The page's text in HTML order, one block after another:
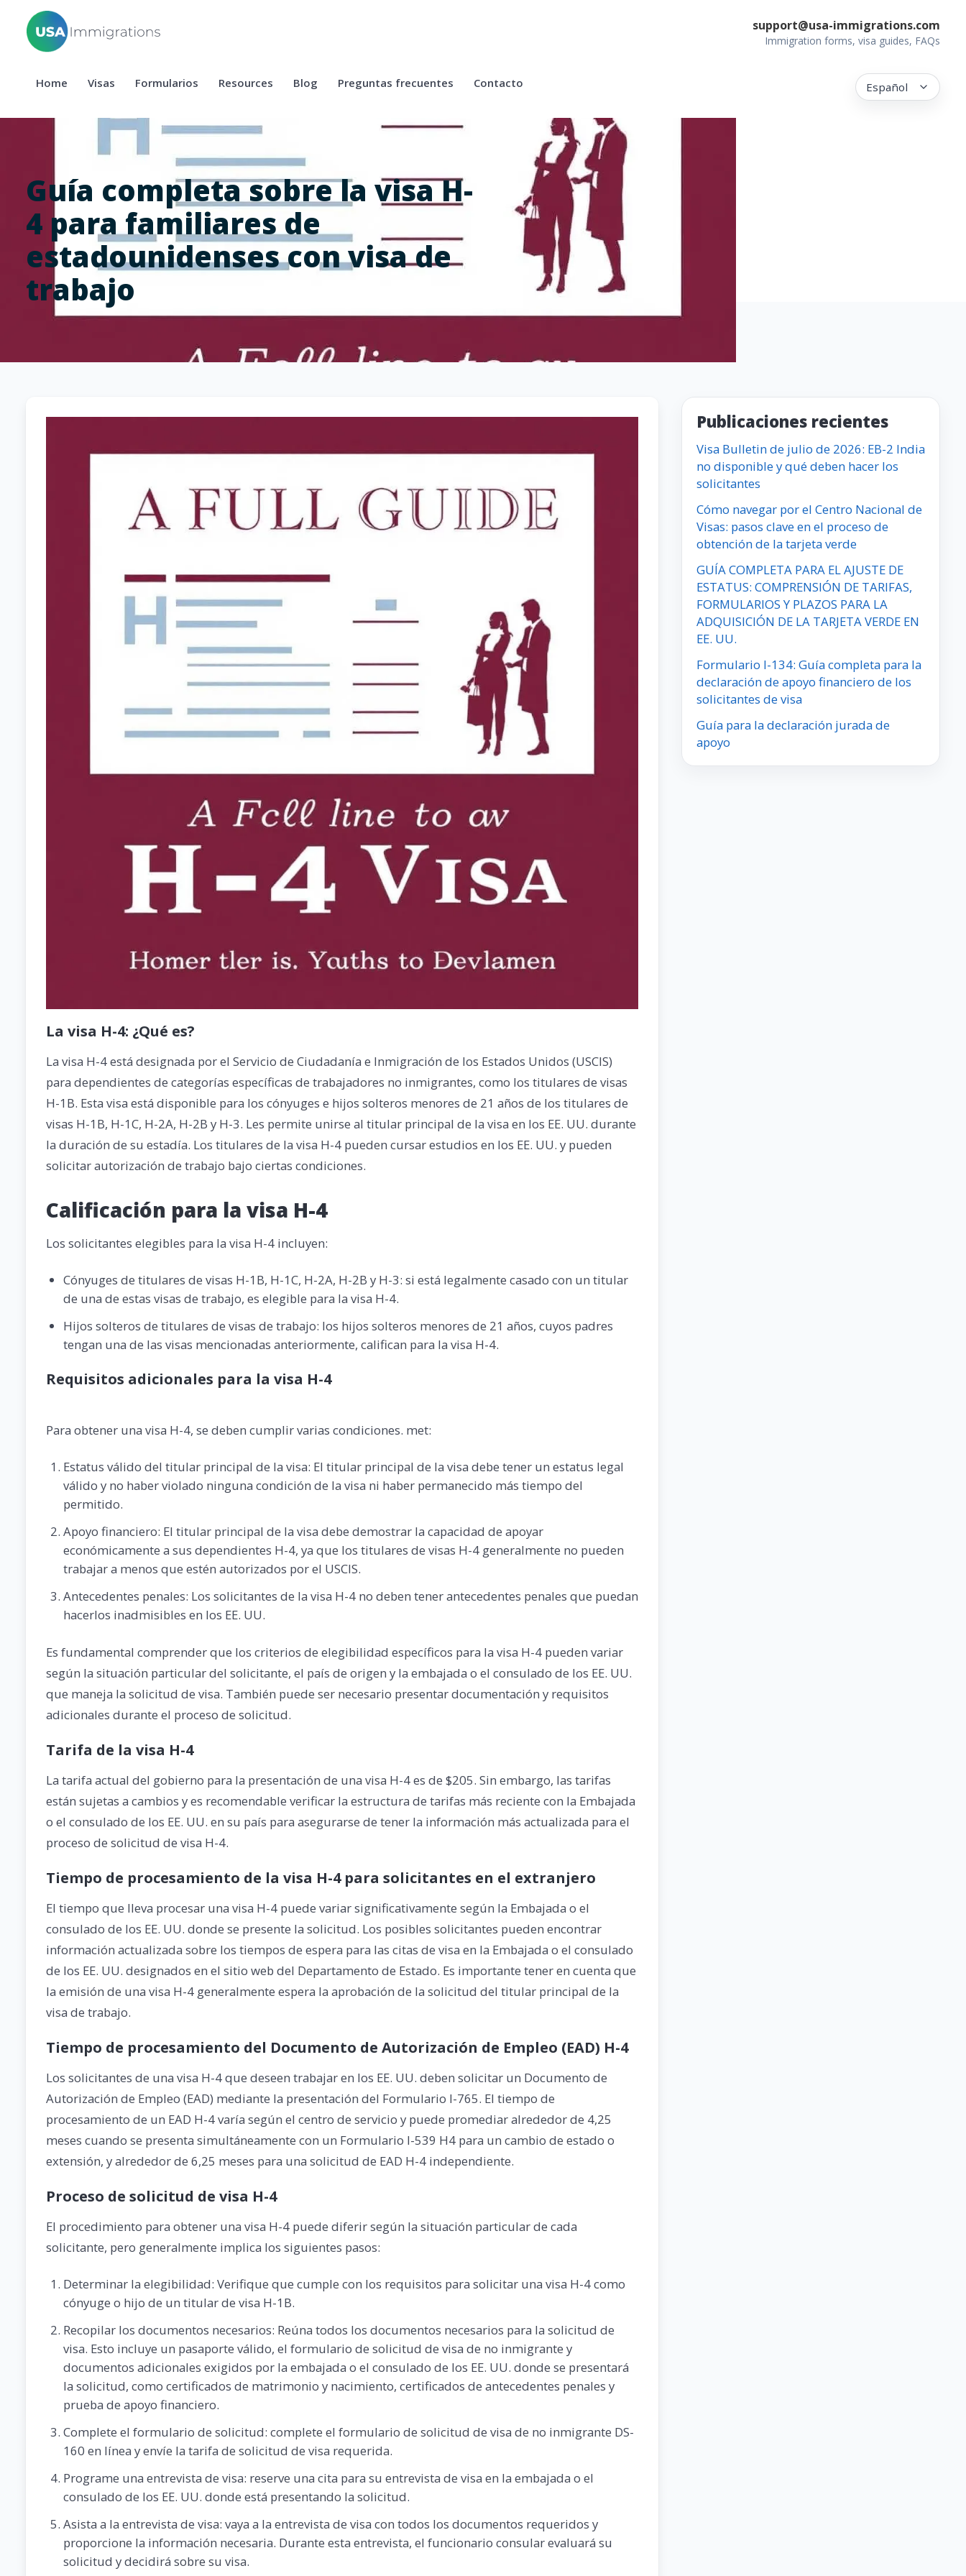
support@usa-immigrations.com
Immigration forms, visa guides, FAQs
Home Visas Formularios Resources Blog Preguntas frecuentes Contacto Español
Guía completa sobre la visa H-
4 para familiares de
estadounidenses con visa de
trabajo
La visa H-4: ¿Qué es?
La visa H-4 está designada por el Servicio de Ciudadanía e Inmigración de los Estados Unidos (USCIS)
para dependientes de categorías específicas de trabajadores no inmigrantes, como los titulares de visas
H-1B. Esta visa está disponible para los cónyuges e hijos solteros menores de 21 años de los titulares de
visas H-1B, H-1C, H-2A, H-2B y H-3. Les permite unirse al titular principal de la visa en los EE. UU. durante
la duración de su estadía. Los titulares de la visa H-4 pueden cursar estudios en los EE. UU. y pueden
solicitar autorización de trabajo bajo ciertas condiciones.
Calificación para la visa H-4
Los solicitantes elegibles para la visa H-4 incluyen:
Cónyuges de titulares de visas H-1B, H-1C, H-2A, H-2B y H-3: si está legalmente casado con un titular
de una de estas visas de trabajo, es elegible para la visa H-4.
Hijos solteros de titulares de visas de trabajo: los hijos solteros menores de 21 años, cuyos padres
tengan una de las visas mencionadas anteriormente, califican para la visa H-4.
Requisitos adicionales para la visa H-4
Para obtener una visa H-4, se deben cumplir varias condiciones. met:
Estatus válido del titular principal de la visa: El titular principal de la visa debe tener un estatus legal
válido y no haber violado ninguna condición de la visa ni haber permanecido más tiempo del
permitido.
Apoyo financiero: El titular principal de la visa debe demostrar la capacidad de apoyar
económicamente a sus dependientes H-4, ya que los titulares de visas H-4 generalmente no pueden
trabajar a menos que estén autorizados por el USCIS.
Antecedentes penales: Los solicitantes de la visa H-4 no deben tener antecedentes penales que puedan
hacerlos inadmisibles en los EE. UU.
Es fundamental comprender que los criterios de elegibilidad específicos para la visa H-4 pueden variar
según la situación particular del solicitante, el país de origen y la embajada o el consulado de los EE. UU.
que maneja la solicitud de visa. También puede ser necesario presentar documentación y requisitos
adicionales durante el proceso de solicitud.
Tarifa de la visa H-4
La tarifa actual del gobierno para la presentación de una visa H-4 es de $205. Sin embargo, las tarifas
están sujetas a cambios y es recomendable verificar la estructura de tarifas más reciente con la Embajada
o el consulado de los EE. UU. en su país para asegurarse de tener la información más actualizada para el
proceso de solicitud de visa H-4.
Tiempo de procesamiento de la visa H-4 para solicitantes en el extranjero
El tiempo que lleva procesar una visa H-4 puede variar significativamente según la Embajada o el
consulado de los EE. UU. donde se presente la solicitud. Los posibles solicitantes pueden encontrar
información actualizada sobre los tiempos de espera para las citas de visa en la Embajada o el consulado
de los EE. UU. designados en el sitio web del Departamento de Estado. Es importante tener en cuenta que
la emisión de una visa H-4 generalmente espera la aprobación de la solicitud del titular principal de la
visa de trabajo.
Tiempo de procesamiento del Documento de Autorización de Empleo (EAD) H-4
Los solicitantes de una visa H-4 que deseen trabajar en los EE. UU. deben solicitar un Documento de
Autorización de Empleo (EAD) mediante la presentación del Formulario I-765. El tiempo de
procesamiento de un EAD H-4 varía según el centro de servicio y puede promediar alrededor de 4,25
meses cuando se presenta simultáneamente con un Formulario I-539 H4 para un cambio de estado o
extensión, y alrededor de 6,25 meses para una solicitud de EAD H-4 independiente.
Proceso de solicitud de visa H-4
El procedimiento para obtener una visa H-4 puede diferir según la situación particular de cada
solicitante, pero generalmente implica los siguientes pasos:
Determinar la elegibilidad: Verifique que cumple con los requisitos para solicitar una visa H-4 como
cónyuge o hijo de un titular de visa H-1B.
Recopilar los documentos necesarios: Reúna todos los documentos necesarios para la solicitud de
visa. Esto incluye un pasaporte válido, el formulario de solicitud de visa de no inmigrante y
documentos adicionales exigidos por la embajada o el consulado de los EE. UU. donde se presentará
la solicitud, como certificados de matrimonio y nacimiento, certificados de antecedentes penales y
prueba de apoyo financiero.
Complete el formulario de solicitud: complete el formulario de solicitud de visa de no inmigrante DS-
160 en línea y envíe la tarifa de solicitud de visa requerida.
Programe una entrevista de visa: reserve una cita para su entrevista de visa en la embajada o el
consulado de los EE. UU. donde está presentando la solicitud.
Asista a la entrevista de visa: vaya a la entrevista de visa con todos los documentos requeridos y
proporcione la información necesaria. Durante esta entrevista, el funcionario consular evaluará su
solicitud y decidirá sobre su visa.
Publicaciones recientes
Visa Bulletin de julio de 2026: EB-2 India
no disponible y qué deben hacer los
solicitantes
Cómo navegar por el Centro Nacional de
Visas: pasos clave en el proceso de
obtención de la tarjeta verde
GUÍA COMPLETA PARA EL AJUSTE DE
ESTATUS: COMPRENSIÓN DE TARIFAS,
FORMULARIOS Y PLAZOS PARA LA
ADQUISICIÓN DE LA TARJETA VERDE EN
EE. UU.
Formulario I-134: Guía completa para la
declaración de apoyo financiero de los
solicitantes de visa
Guía para la declaración jurada de
apoyo